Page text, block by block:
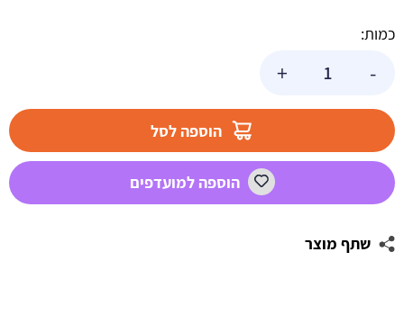
כמות:
-
רוז
-
+
הוספה לסל
הוספה למועדפים
שתף מוצר